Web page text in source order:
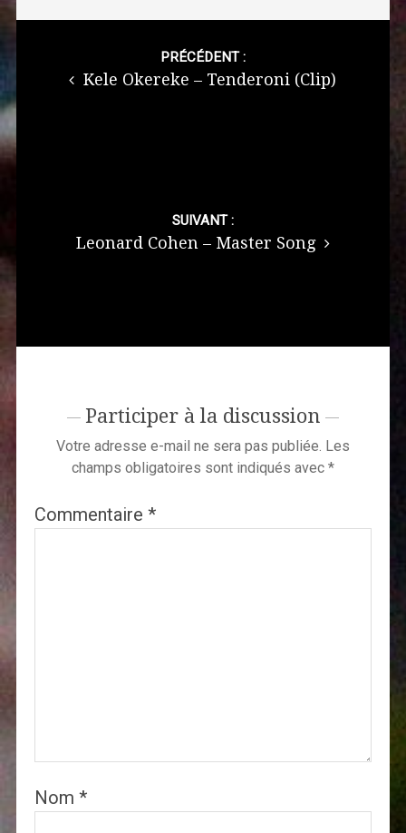
Post
PRÉCÉDENT :
Kele Okereke – Tenderoni (Clip)
SUIVANT :
Leonard Cohen – Master Song
Participer à la discussion
Votre adresse e-mail ne sera pas publiée. Les
champs obligatoires sont indiqués avec *
Commentaire *
Nom *